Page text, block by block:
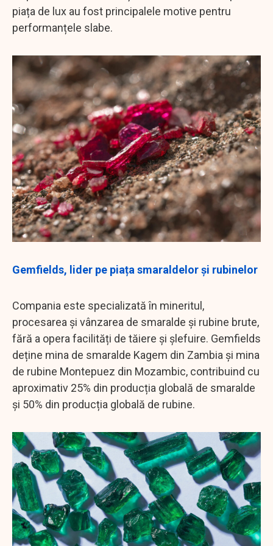
piața de lux au fost principalele motive pentru
performanțele slabe.
Gemfields, lider pe piața smaraldelor și rubinelor
Compania este specializată în mineritul,
procesarea și vânzarea de smaralde și rubine brute,
fără a opera facilități de tăiere și șlefuire. Gemfields
deține mina de smaralde Kagem din Zambia și mina
de rubine Montepuez din Mozambic, contribuind cu
aproximativ 25% din producția globală de smaralde
și 50% din producția globală de rubine.